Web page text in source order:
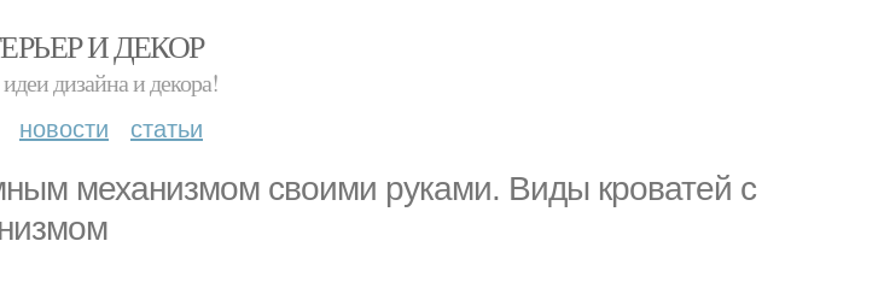
И ДЕКОР
дизайна и декора!
новости статьи
механизмом своими руками. Виды кроватей с